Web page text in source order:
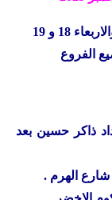
يوم الثلاثاء والاربعاء 18 و 19
امتداد ذاكر حسين بعد